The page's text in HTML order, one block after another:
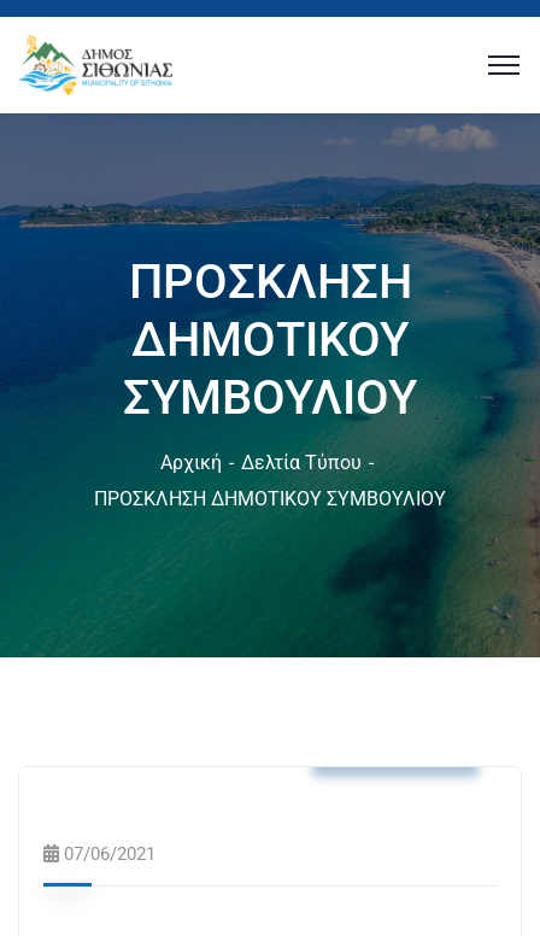
ΠΡΟΣΚΛΗΣΗ
ΔΗΜΟΤΙΚΟΥ
ΣΥΜΒΟΥΛΙΟΥ
Αρχική
Δελτία Τύπου
ΠΡΟΣΚΛΗΣΗ ΔΗΜΟΤΙΚΟΥ ΣΥΜΒΟΥΛΙΟΥ
07/06/2021